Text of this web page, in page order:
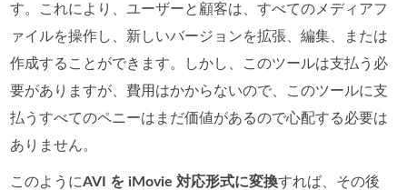
す。これにより、ユーザーと顧客は、すべてのメディアフ
ァイルを操作し、新しいバージョンを拡張、編集、または
作成することができます。しかし、このツールは支払う必
要がありますが、費用はかからないので、このツールに支
払うすべてのペニーはまだ価値があるので心配する必要は
ありません。
このようにAVI を iMovie 対応形式に変換すれば、その後